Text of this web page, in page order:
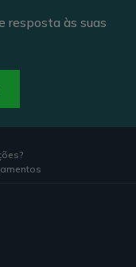
resposta às suas